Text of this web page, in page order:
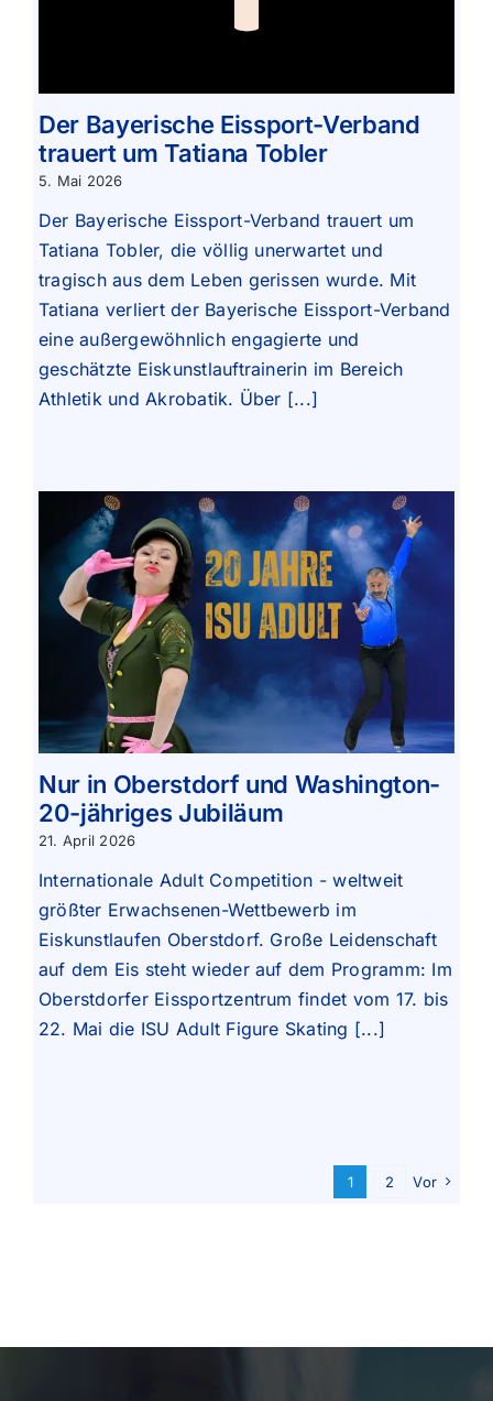
Der Bayerische Eissport-Verband
trauert um Tatiana Tobler
5. Mai 2026
Der Bayerische Eissport-Verband trauert um
Tatiana Tobler, die völlig unerwartet und
tragisch aus dem Leben gerissen wurde. Mit
Tatiana verliert der Bayerische Eissport-Verband
eine außergewöhnlich engagierte und
geschätzte Eiskunstlauftrainerin im Bereich
Athletik und Akrobatik. Über [...]
Nur in Oberstdorf und Washington-
20-jähriges Jubiläum
21. April 2026
Internationale Adult Competition - weltweit
größter Erwachsenen-Wettbewerb im
Eiskunstlaufen Oberstdorf. Große Leidenschaft
auf dem Eis steht wieder auf dem Programm: Im
Oberstdorfer Eissportzentrum findet vom 17. bis
22. Mai die ISU Adult Figure Skating [...]
1 2 Vor